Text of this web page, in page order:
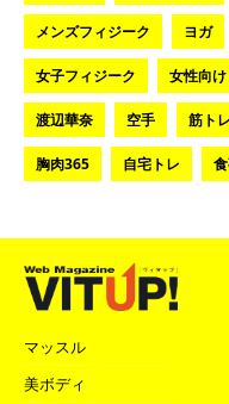
メンズフィジーク ヨガ
女子フィジーク 女性向け
渡辺華奈 空手 筋トレ
胸肉365 自宅トレ
マッスル
美ボディ